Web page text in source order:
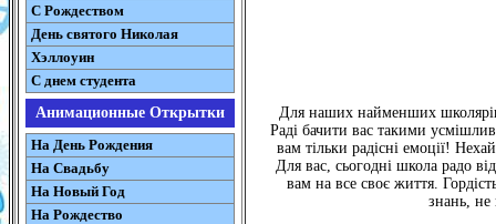
С Рождеством
День святого Николая
Хэллоуин
С днем студента
Анимационные Открытки
На День Рождения
На Свадьбу
На Новый Год
На Рождество
Для наших найменших школярів,
Раді бачити вас такими
вам тільки радісні емоції!
Для вас, сьогодні школа радо
вам на все своє життя.
знань, не